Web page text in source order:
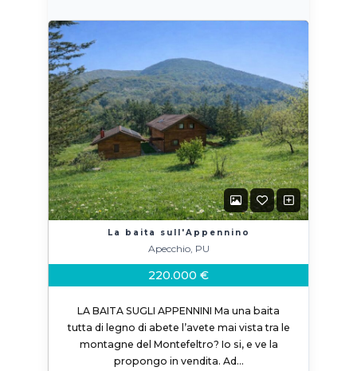
La baita sull'Appennino
Apecchio, PU
220.000 €
LA BAITA SUGLI APPENNINI Ma una baita
tutta di legno di abete l’avete mai vista tra le
montagne del Montefeltro? Io si, e ve la
propongo in vendita. Ad…